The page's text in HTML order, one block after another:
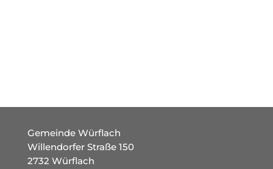
Gemeinde Würflach
Willendorfer Straße 150
2732 Würflach